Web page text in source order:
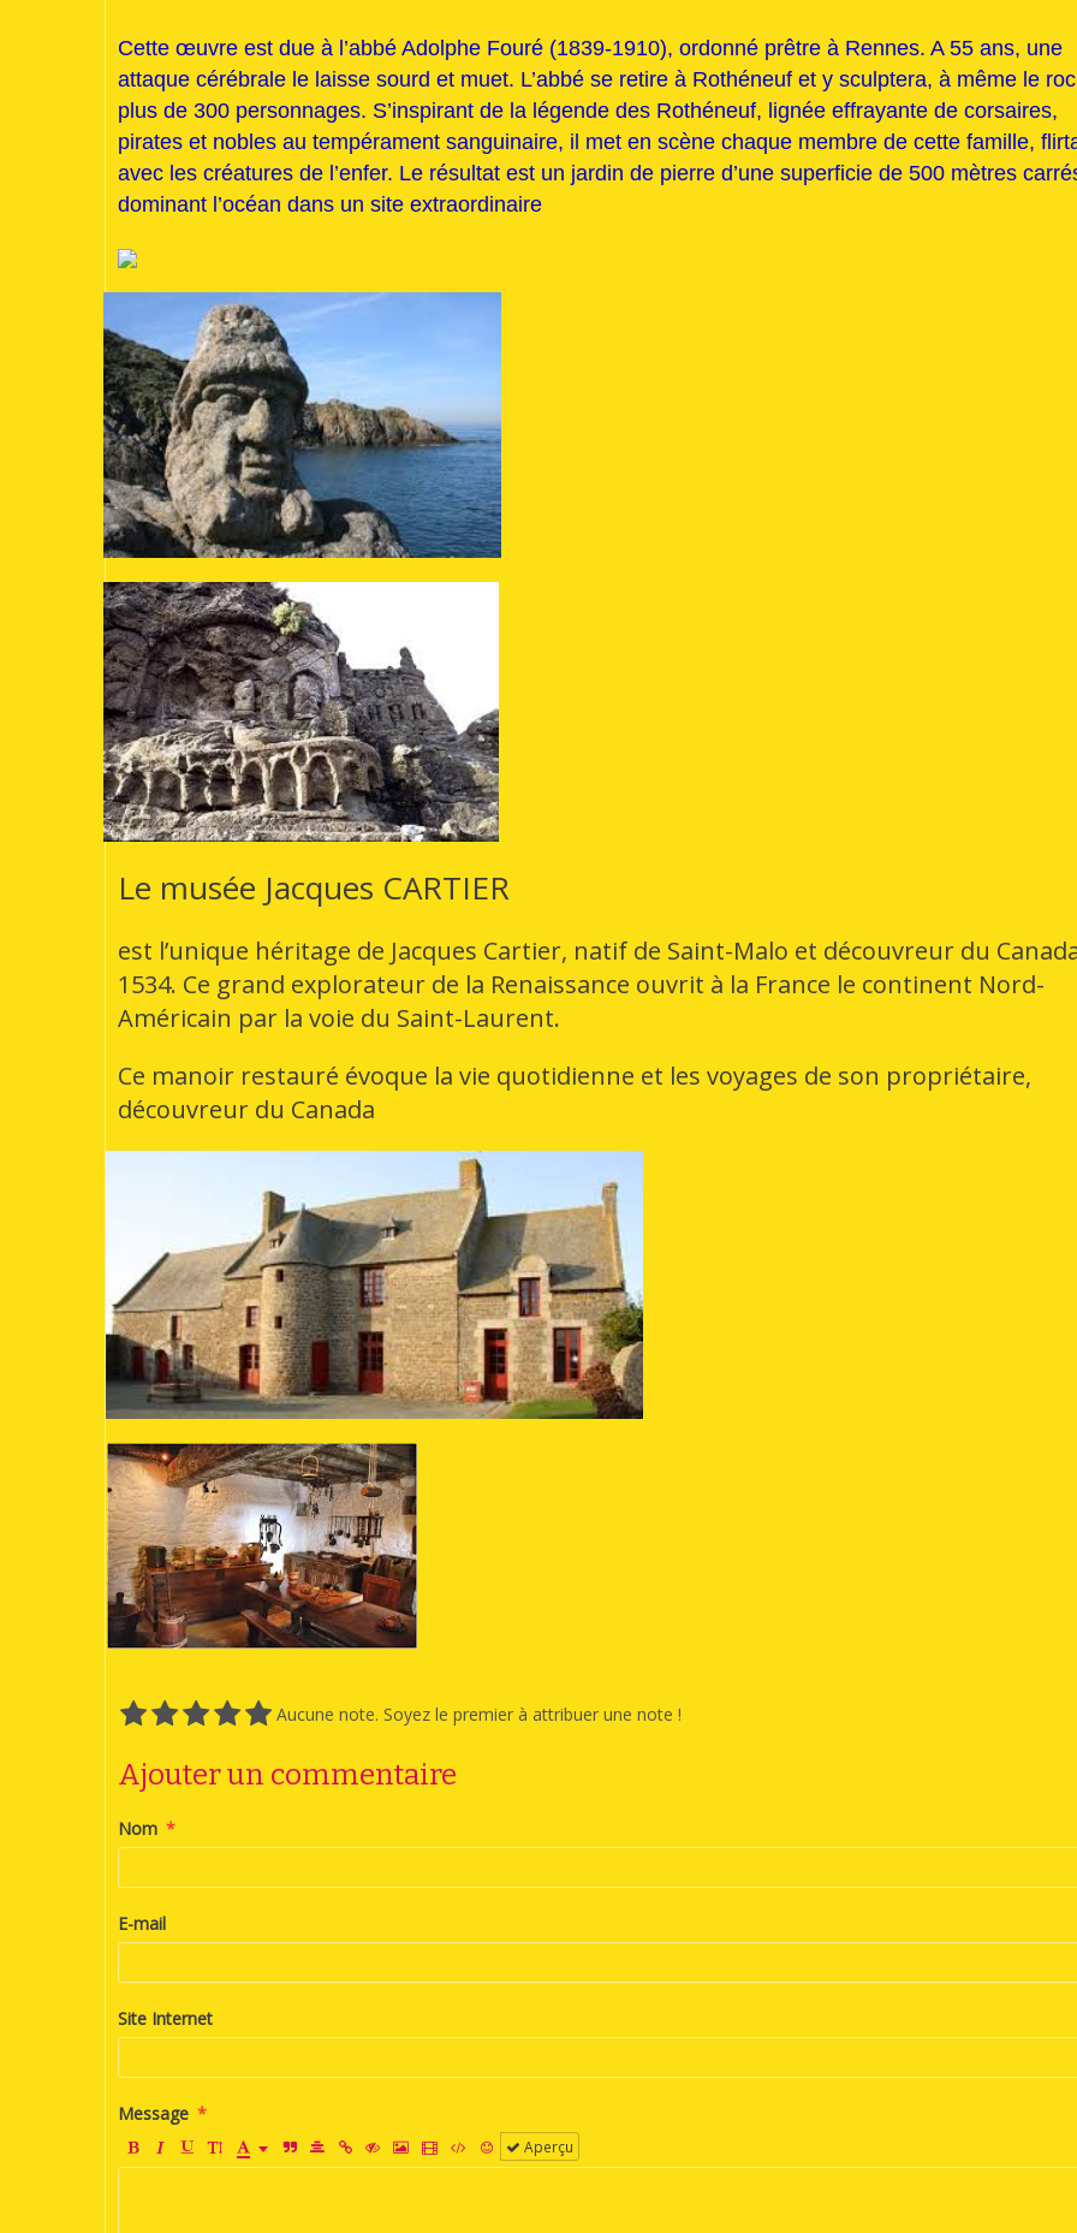
Cette œuvre est due à l’abbé Adolphe Fouré (1839-1910), ordonné prêtre à Rennes. A 55 ans, une
attaque cérébrale le laisse sourd et muet. L’abbé se retire à Rothéneuf et y sculptera, à même le
plus de 300 personnages. S’inspirant de la légende des Rothéneuf, lignée effrayante de corsaires,
pirates et nobles au tempérament sanguinaire, il met en scène chaque membre de cette famille,
avec les créatures de l’enfer. Le résultat est un jardin de pierre d’une superficie de 500 mètres
dominant l’océan dans un site extraordinaire
Le musée Jacques CARTIER
est l’unique héritage de Jacques Cartier, natif de Saint-Malo et découvreur du
1534. Ce grand explorateur de la Renaissance ouvrit à la France le continent Nord-
Américain par la voie du Saint-Laurent.
Ce manoir restauré évoque la vie quotidienne et les voyages de son propriétaire,
découvreur du Canada
Aucune note. Soyez le premier à attribuer une note !
Ajouter un commentaire
Nom
E-mail
Site Internet
Message
Aperçu